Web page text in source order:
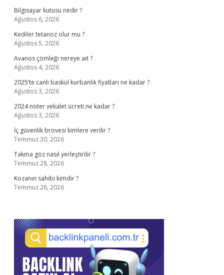
Bilgisayar kutusu nedir ?
Ağustos 6, 2026
Kediler tetanoz olur mu ?
Ağustos 5, 2026
Avanos çömleği nereye ait ?
Ağustos 4, 2026
2025’te canlı baskül kurbanlık fiyatları ne kadar ?
Ağustos 3, 2026
2024 noter vekalet ücreti ne kadar ?
Ağustos 3, 2026
İç güvenlik brovesi kimlere verilir ?
Temmuz 30, 2026
Takma göz nasıl yerleştirilir ?
Temmuz 28, 2026
Kozanın sahibi kimdir ?
Temmuz 26, 2026